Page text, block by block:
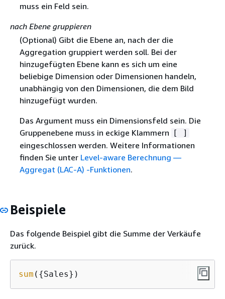
muss ein Feld sein.
nach Ebene gruppieren
(Optional) Gibt die Ebene an, nach der die
Aggregation gruppiert werden soll. Bei der
hinzugefügten Ebene kann es sich um eine
beliebige Dimension oder Dimensionen handeln,
unabhängig von den Dimensionen, die dem Bild
hinzugefügt wurden.
Das Argument muss ein Dimensionsfeld sein. Die
Gruppenebene muss in eckige Klammern
[ ]
eingeschlossen werden. Weitere Informationen
finden Sie unter Level-aware Berechnung —
Aggregat (LAC-A) -Funktionen.
Beispiele
Das folgende Beispiel gibt die Summe der Verkäufe
zurück.
sum ( {Sales})